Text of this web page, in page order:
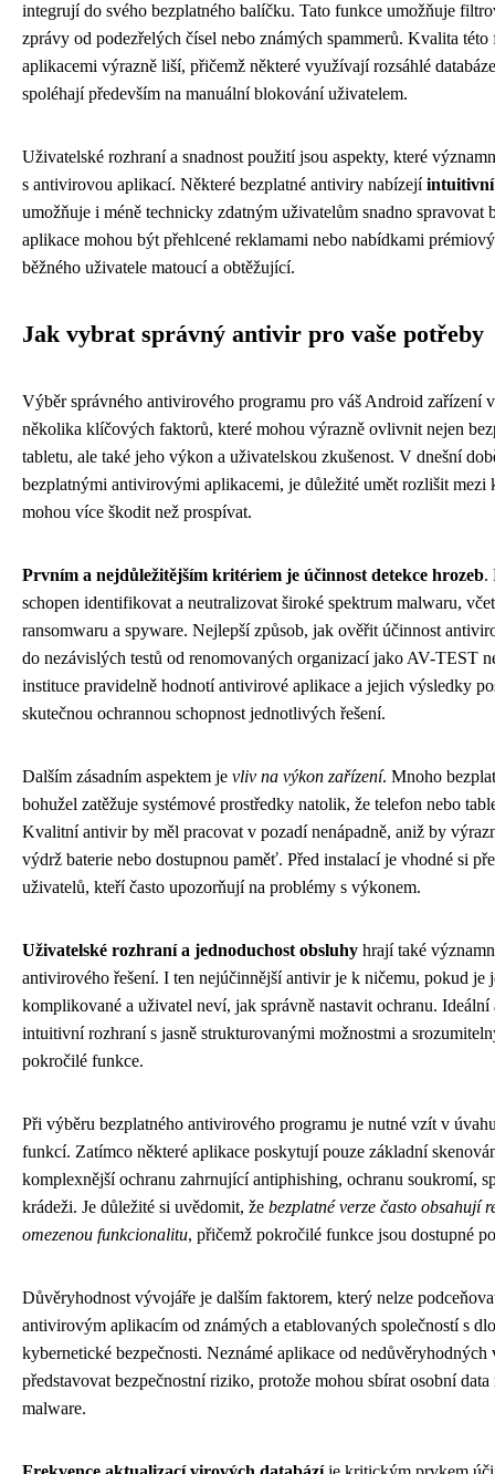
integrují do svého bezplatného balíčku. Tato funkce umožňuje
zprávy od podezřelých čísel nebo známých spammerů. Kvalita
aplikacemi výrazně liší, přičemž některé využívají rozsáhlé
spoléhají především na manuální blokování uživatelem.
Uživatelské rozhraní a snadnost použití jsou aspekty, které
s antivirovou aplikací. Některé bezplatné antiviry nabízejíintuitivní
umožňuje i méně technicky zdatným uživatelům snadno spravovat
aplikace mohou být přehlcené reklamami nebo nabídkami
běžného uživatele matoucí a obtěžující.
Jak vybrat správný antivir pro vaše potřeby
Výběr správného antivirového programu pro váš Android zařízení
několika klíčových faktorů, které mohou výrazně ovlivnit nejen
tabletu, ale také jeho výkon a uživatelskou zkušenost. V dnešní
bezplatnými antivirovými aplikacemi, je důležité umět rozlišit mezi
mohou více škodit než prospívat.
Prvním a nejdůležitějším kritériem je účinnost detekce hrozeb.
schopen identifikovat a neutralizovat široké spektrum malwaru,
ransomwaru a spyware. Nejlepší způsob, jak ověřit účinnost
do nezávislých testů od renomovaných organizací jako AV-TEST
instituce pravidelně hodnotí antivirové aplikace a jejich výsledky
skutečnou ochrannou schopnost jednotlivých řešení.
Dalším zásadním aspektem je vliv na výkon zařízení. Mnoho
bohužel zatěžuje systémové prostředky natolik, že telefon nebo
Kvalitní antivir by měl pracovat v pozadí nenápadně, aniž by
výdrž baterie nebo dostupnou paměť. Před instalací je vhodné si
uživatelů, kteří často upozorňují na problémy s výkonem.
Uživatelské rozhraní a jednoduchost obsluhy hrají také
antivirového řešení. I ten nejúčinnější antivir je k ničemu, pokud je
komplikované a uživatel neví, jak správně nastavit ochranu.
intuitivní rozhraní s jasně strukturovanými možnostmi a
pokročilé funkce.
Při výběru bezplatného antivirového programu je nutné vzít v
funkcí. Zatímco některé aplikace poskytují pouze základní
komplexnější ochranu zahrnující antiphishing, ochranu soukromí,
krádeži. Je důležité si uvědomit, že bezplatné verze často obsahují
omezenou funkcionalitu, přičemž pokročilé funkce jsou dostupné
Důvěryhodnost vývojáře je dalším faktorem, který nelze
antivirovým aplikacím od známých a etablovaných společností s
kybernetické bezpečnosti. Neznámé aplikace od
představovat bezpečnostní riziko, protože mohou sbírat osobní
malware.